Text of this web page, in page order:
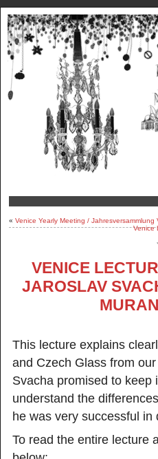
« Venice Yearly Meeting / Jahresversammlung
Venice
VENICE
JAROSLAV
This lecture explains
and Czech Glass from
Svacha promised to keep
understand the
he was very successful in
To read the entire lecture